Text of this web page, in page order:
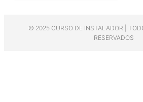
© 2025 CURSO DE INSTALADOR |
RESERVADOS